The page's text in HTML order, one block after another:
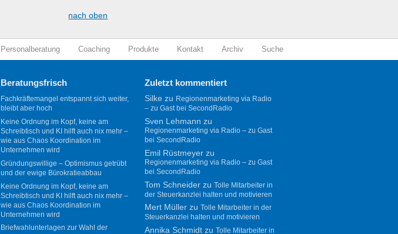
nach oben
Personalberatung Coaching Produkte Kontakt Archiv Suche
Beratungsfrisch
Fachkräftemangel entspannt sich weiter,
bleibt aber hoch
Keine Ordnung im Kopf, keine am
Schreibtisch und KI hilft auch nix mehr –
wie aus Chaos Koordination im
Unternehmen wird
Gründungswillige – Optimismus getrübt
und der ewige Bürokratieabbau
Keine Ordnung im Kopf, keine am
Schreibtisch und KI hilft auch nix mehr –
wie aus Chaos Koordination im
Unternehmen wird
Briefwahlunterlagen zur Wahl der
Zuletzt kommentiert
Silkezu Regionenmarketing via Radio
– zu Gast bei SecondRadio
Sven Lehmann zu
Regionenmarketing via Radio – zu Gast
bei SecondRadio
Emil Rüstmeyerzu
Regionenmarketing via Radio – zu Gast
bei SecondRadio
Tom Schneiderzu Tolle Mitarbeiter in
der Steuerkanzlei halten und motivieren
Mert Müllerzu Tolle Mitarbeiter in der
Steuerkanzlei halten und motivieren
Annika Schmidtzu Tolle Mitarbeiter in